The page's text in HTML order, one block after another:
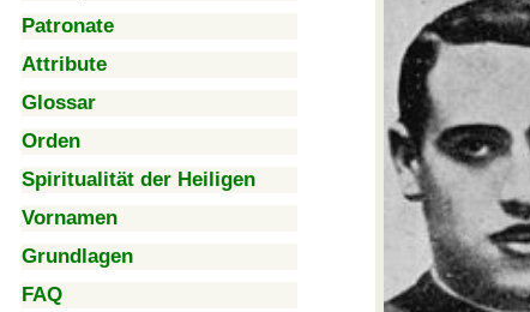
Patronate
Attribute
Glossar
Orden
Spiritualität der Heiligen
Vornamen
Grundlagen
FAQ